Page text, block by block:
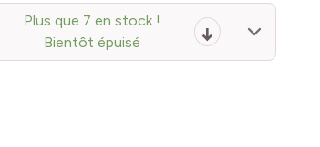
Plus que 7 en stock !
Bientôt épuisé